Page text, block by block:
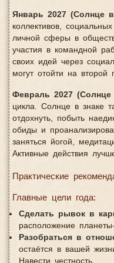
Январь 2027 (Солнце
коллективов,
личной сферы в
участия в командной
своих идей через
могут отойти на второй
Февраль 2027
цикла. Солнце в знаке
отдохнуть, побыть
обиды и
заняться йогой,
Активные действия
Практические
Главные цели года:
Сделать рывок в
расположение
Разобраться в
остаётся в вашей
Навести честность.